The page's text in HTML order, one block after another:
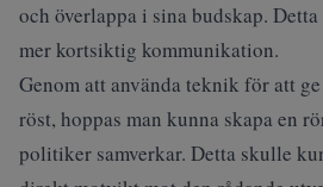
och överlappa i sina budskap.
mer kortsiktig kommunikation.
Genom att använda teknik för att
röst, hoppas man kunna skapa en
politiker samverkar. Detta skulle